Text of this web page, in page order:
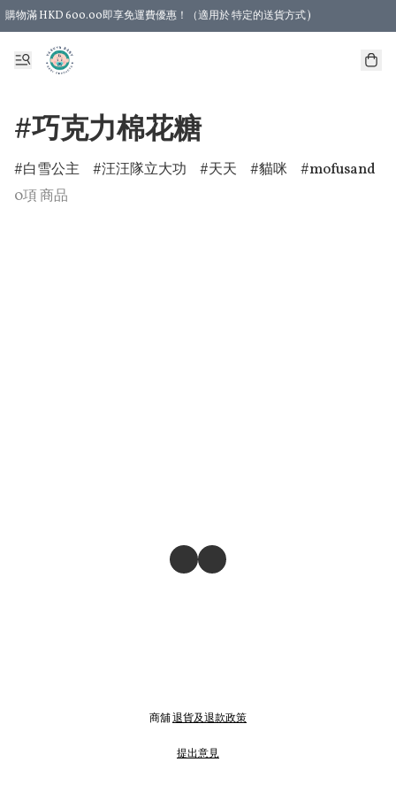
購物滿 HKD 600.00即享免運費優惠！（適用於 特定的送貨方式 )
#巧克力棉花糖
白雪公主 汪汪隊立大功 天天 貓咪
mofusand
0項 商品
商舖退貨及退款政策
提出意見